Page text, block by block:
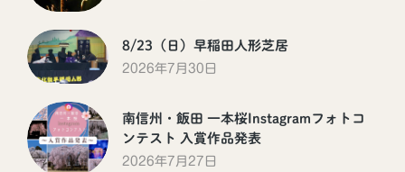
8/23（日）早稲田人形芝居
2026年7月30日
南信州・飯田 一本桜Instagramフォトコ
ンテスト 入賞作品発表
2026年7月27日